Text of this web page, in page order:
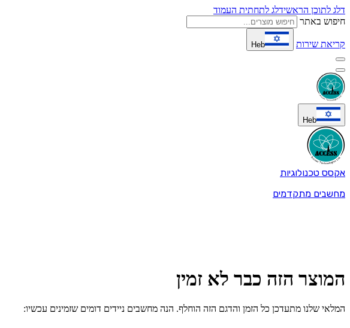
דלג לתוכן הראשידלג לתחתית העמוד
חיפוש באתר
קריאת שירות Heb
Heb
אקסס טכנולוגיות
מחשבים מתקדמים
המוצר הזה כבר לא זמין
המלאי שלנו מתעדכן כל הזמן והדגם הזה הוחלף. הנה מחשבים ניידים דומים שזמינים עכשיו: